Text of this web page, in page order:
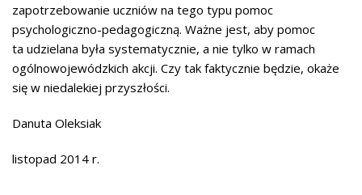
zapotrzebowanie uczniów na tego typu pomoc
psychologiczno-pedagogiczną. Ważne jest, aby pomoc
ta udzielana była systematycznie, a nie tylko w ramach
ogólnowojewódzkich akcji. Czy tak faktycznie będzie, okaże
się w niedalekiej przyszłości.
Danuta Oleksiak
listopad 2014 r.